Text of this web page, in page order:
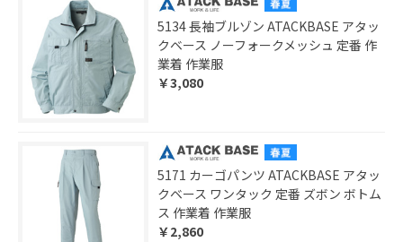
5134 長袖ブルゾン ATACKBASE アタッ
クベース ノーフォークメッシュ 定番 作
業着 作業服
￥3,080
5171 カーゴパンツ ATACKBASE アタッ
クベース ワンタック 定番 ズボン ボトム
ス 作業着 作業服
￥2,860